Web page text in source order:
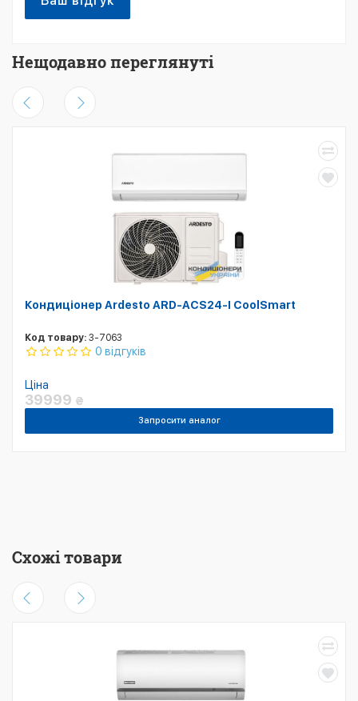
Нещодавно переглянуті
Кондиціонер Ardesto ARD-ACS24-I CoolSmart
Код товару: 3-7063
0 відгуків
Ціна
39999 ₴
Запросити аналог
Схожі товари